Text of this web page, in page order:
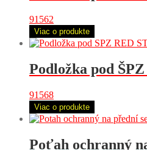
91562
Viac o produkte
Podložka pod
91568
Viac o produkte
Poťah ochranný